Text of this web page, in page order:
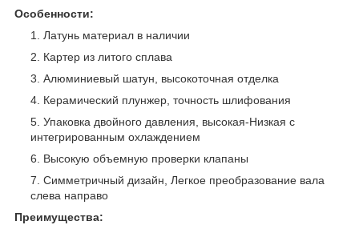
Особенности:
Латунь материал в наличии
Картер из литого сплава
Алюминиевый шатун, высокоточная отделка
Керамический плунжер, точность шлифования
Упаковка двойного давления, высокая-Низкая с
интегрированным охлаждением
Высокую объемную проверки клапаны
Симметричный дизайн, Легкое преобразование вала
слева направо
Преимущества: